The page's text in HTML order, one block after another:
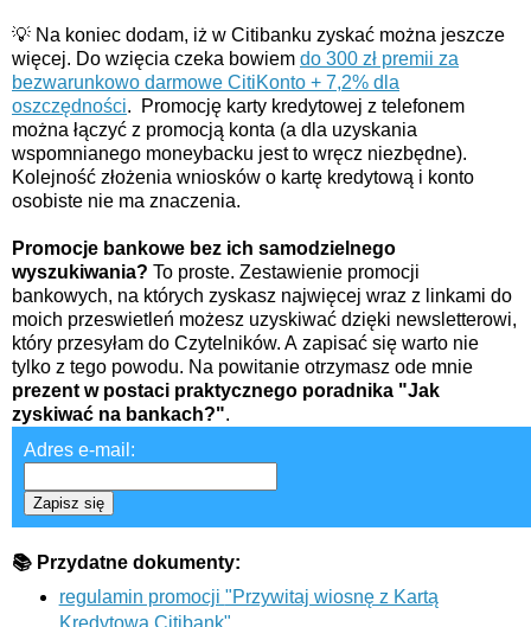
💡 Na koniec dodam, iż w Citibanku zyskać można jeszcze
więcej. Do wzięcia czeka bowiem do 300 zł premii za
bezwarunkowo darmowe CitiKonto + 7,2% dla
oszczędności. Promocję karty kredytowej z telefonem
można łączyć z promocją konta (a dla uzyskania
wspomnianego moneybacku jest to wręcz niezbędne).
Kolejność złożenia wniosków o kartę kredytową i konto
osobiste nie ma znaczenia.
Promocje bankowe bez ich samodzielnego
wyszukiwania? To proste. Zestawienie promocji
bankowych, na których zyskasz najwięcej wraz z linkami do
moich przeswietleń możesz uzyskiwać dzięki newsletterowi,
który przesyłam do Czytelników. A zapisać się warto nie
tylko z tego powodu. Na powitanie otrzymasz ode mnie
prezent w postaci praktycznego poradnika "Jak
zyskiwać na bankach?".
Adres e-mail:
Zapisz się
📚 Przydatne dokumenty:
regulamin promocji "Przywitaj wiosnę z Kartą